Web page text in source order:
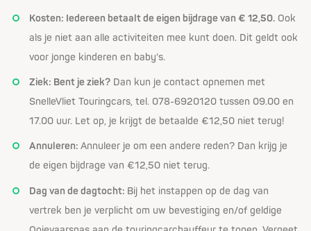
Kosten: Iedereen betaalt de eigen bijdrage van € 12,50. Ook
als je niet aan alle activiteiten mee kunt doen. Dit geldt ook
voor jonge kinderen en baby's.
Ziek: Bent je ziek? Dan kun je contact opnemen met
SnelleVliet Touringcars, tel. 078-6920120 tussen 09.00 en
17.00 uur. Let op, je krijgt de betaalde €12,50 niet terug!
Annuleren:Annuleer je om een andere reden? Dan krijg je
de eigen bijdrage van €12,50 niet terug.
Dag van de dagtocht: Bij het instappen op de dag van
vertrek ben je verplicht om uw bevestiging en/of geldige